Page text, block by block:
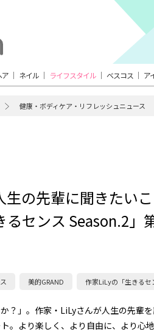
ア ネイル ライフスタイル ベスコス ア
健康・ボディケア・リフレッシュニュース
の先輩に聞きたいこ
センス Season.2」
美的GRAND 作家LiLyの「生きるセ
？」。作家・LiLyさんが人生の先輩
。より楽しく、より自由に、より心